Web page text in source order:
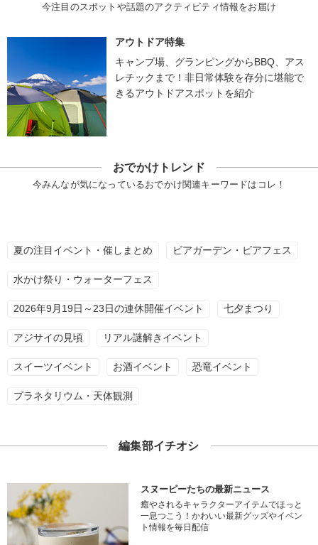
今注目のスポットや話題のアクティビティ情報をお届け
アウトドア特集
キャンプ場、グランピングからBBQ、アス
レチックまで！非日常体験を存分に堪能で
きるアウトドアスポットを紹介
おでかけトレンド
今みんなが気になっているおでかけ関連キーワードはコレ！
夏の注目イベント・催しまとめ ビアガーデン・ビアフェス
水かけ祭り・ウォーターフェス
2026年9月19日～23日の連休開催イベント 七夕まつり
アジサイの見頃 リアル謎解きイベント
スイーツイベント お酒イベント 恐竜イベント
プラネタリウム・天体観測
編集部イチオシ
スヌーピーたちの最新ニュース
癒やされるキャラクターアイテムでほっと
一息つこう！かわいい最新グッズやイベン
ト情報を毎日配信